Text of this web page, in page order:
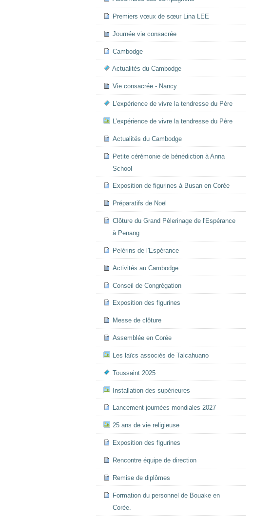
Premiers vœux de sœur Lina LEE
Journée vie consacrée
Cambodge
Actualités du Cambodge
Vie consacrée - Nancy
L’expérience de vivre la tendresse du Père
L’expérience de vivre la tendresse du Père
Actualités du Cambodge
Petite cérémonie de bénédiction à Anna
School
Exposition de figurines à Busan en Corée
Préparatifs de Noël
Clôture du Grand Pèlerinage de l'Espérance
à Penang
Pelèrins de l'Espérance
Activités au Cambodge
Conseil de Congrégation
Exposition des figurines
Messe de clôture
Assemblée en Corée
Les laïcs associés de Talcahuano
Toussaint 2025
Installation des supérieures
Lancement journées mondiales 2027
25 ans de vie religieuse
Exposition des figurines
Rencontre équipe de direction
Remise de diplômes
Formation du personnel de Bouake en
Corée.